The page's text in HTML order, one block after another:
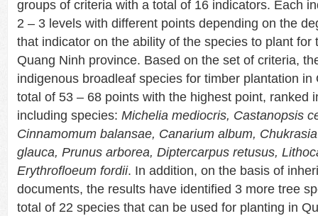
groups of criteria with a total of 16 indicators. Each
2 – 3 levels with different points depending on the
that indicator on the ability of the species to plant for
Quang Ninh province. Based on the set of criteria,
indigenous broadleaf species for timber plantation in
total of 53 – 68 points with the highest point, ranked
including species: Michelia mediocris, Castanopsis
Cinnamomum balansae, Canarium album,
glauca, Prunus arborea, Diptercarpus retusus,
Erythrofloeum fordii. In addition, on the basis of
documents, the results have identified 3 more tree
total of 22 species that can be used for planting in